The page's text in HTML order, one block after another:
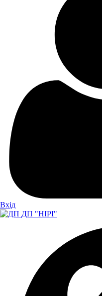
Вхiд
ДП "НІРІ"